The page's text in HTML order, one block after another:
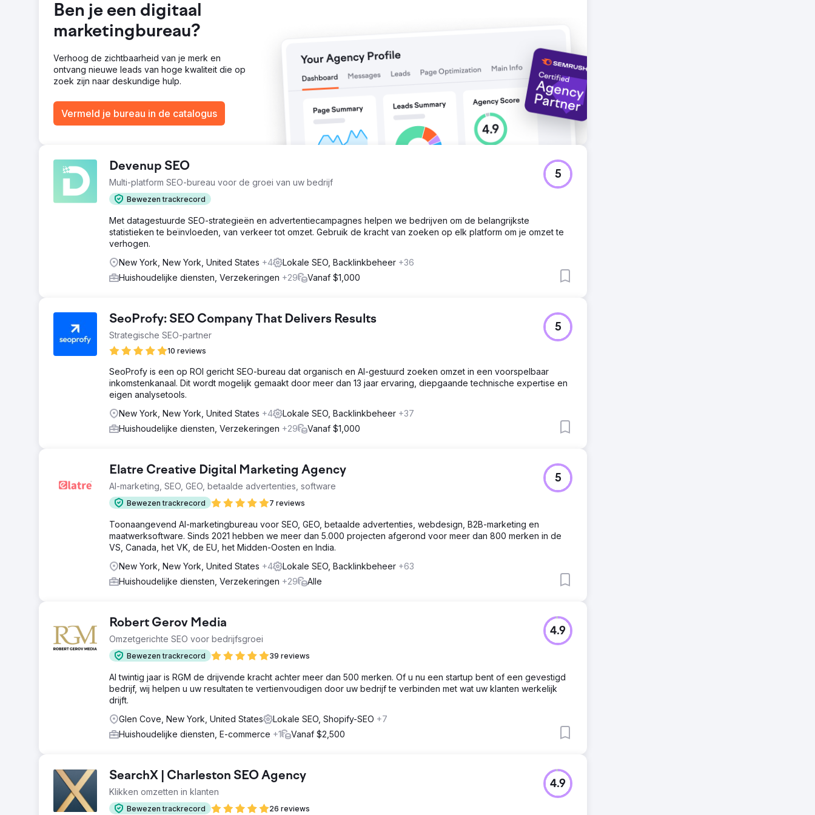
leads dat ze kregen vervangen, we hebben hun leadaantal met 27% VERHOOGD... tegen een fractie van de kosten. Dit bedrijf
kan die extra winst nu gebruiken om hun bedrijf op andere manieren te laten groeien!
Naar bureaupagina
Ben je een digitaal
marketingbureau?
Verhoog de zichtbaarheid van je merk en
ontvang nieuwe leads van hoge kwaliteit die op
zoek zijn naar deskundige hulp.
Vermeld je bureau in de catalogus
Devenup SEO
Multi-platform SEO-bureau voor de groei van uw bedrijf
Bewezen trackrecord
5
Met datagestuurde SEO-strategieën en advertentiecampagnes helpen we bedrijven om de belangrijkste
statistieken te beïnvloeden, van verkeer tot omzet. Gebruik de kracht van zoeken op elk platform om je omzet te
verhogen.
New York, New York, United States +4 Lokale SEO, Backlinkbeheer +36
Huishoudelijke diensten, Verzekeringen +29 Vanaf $1,000
SeoProfy: SEO Company That Delivers Results
Strategische SEO-partner
10 reviews
5
SeoProfy is een op ROI gericht SEO-bureau dat organisch en AI-gestuurd zoeken omzet in een voorspelbaar
inkomstenkanaal. Dit wordt mogelijk gemaakt door meer dan 13 jaar ervaring, diepgaande technische expertise en
eigen analysetools.
New York, New York, United States +4 Lokale SEO, Backlinkbeheer +37
Huishoudelijke diensten, Verzekeringen +29 Vanaf $1,000
Elatre Creative Digital Marketing Agency
AI-marketing, SEO, GEO, betaalde advertenties, software
Bewezen trackrecord 7 reviews
5
Toonaangevend AI-marketingbureau voor SEO, GEO, betaalde advertenties, webdesign, B2B-marketing en
maatwerksoftware. Sinds 2021 hebben we meer dan 5.000 projecten afgerond voor meer dan 800 merken in de
VS, Canada, het VK, de EU, het Midden-Oosten en India.
New York, New York, United States +4 Lokale SEO, Backlinkbeheer +63
Huishoudelijke diensten, Verzekeringen +29 Alle
Robert Gerov Media
Omzetgerichte SEO voor bedrijfsgroei
Bewezen trackrecord 39 reviews
4.9
Al twintig jaar is RGM de drijvende kracht achter meer dan 500 merken. Of u nu een startup bent of een gevestigd
bedrijf, wij helpen u uw resultaten te vertienvoudigen door uw bedrijf te verbinden met wat uw klanten werkelijk
drijft.
Glen Cove, New York, United States
Lokale SEO, Shopify-SEO +7
Huishoudelijke diensten, E-commerce +1 Vanaf $2,500
SearchX | Charleston SEO Agency
Klikken omzetten in klanten
Bewezen trackrecord 26 reviews
4.9